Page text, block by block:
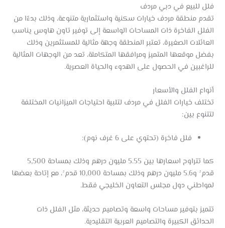
فلل للبيع في دبي مردف
تقدم منطقة مردف خيارات سكنية واستثمارية متنوعة، وذلك بدءًا من
الفلل الفاخرة ذات المساحات الواسعة إلى توفير تاون هاوس يناسب
العائلات الصغيرة، تعتبر المنطقة وجهة مثالية للمستثمرين وذلك
بفضل موقعها المتميز ومرافقها المتكاملة، تعد من الوجهات المثالية
للراغبين في الحصول على الهدوء والحياة العصرية.
أنواع الفلل والأسعار
تختلف خيارات الفلل في مردف لتلبية احتياجات الميزانيات المختلفة
لتتنوع بين:
فلل فاخرة (تحتوي على 6 غرف نوم):
كما تتراوح اسعارها بين 5.55 مليون درهم وذلك بمساحة 5,500
قدم² و5.6 مليون درهم وذلك بمساحة 10,000 قدم²، مع إتاحة بعضها
لمواطني دول مجلس التعاون الخليجي فقط.
تتميز بتوفير مساحات واسعة وتصاميم حديثة، مثل الفلل ذات
الحدائق الكبيرة والتصاميم العربية التقليدية.